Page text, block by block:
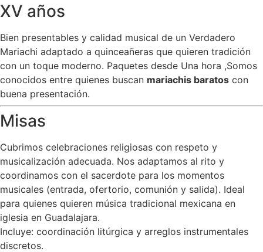
XV años
Bien presentables y calidad musical de un Verdadero
Mariachi adaptado a quinceañeras que quieren tradición
con un toque moderno. Paquetes desde Una hora ,Somos
conocidos entre quienes buscan mariachis baratos con
buena presentación.
Misas
Cubrimos celebraciones religiosas con respeto y
musicalización adecuada. Nos adaptamos al rito y
coordinamos con el sacerdote para los momentos
musicales (entrada, ofertorio, comunión y salida). Ideal
para quienes quieren música tradicional mexicana en
iglesia en Guadalajara.
Incluye: coordinación litúrgica y arreglos instrumentales
discretos.